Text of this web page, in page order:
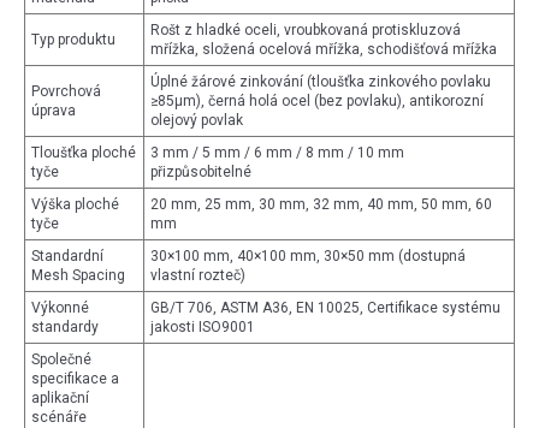
Typ produktu
Rošt z hladké oceli, vroubkovaná protiskluzová
mřížka, složená ocelová mřížka, schodišťová mřížka
Povrchová
úprava
Úplné žárové zinkování (tloušťka zinkového povlaku
≥85μm), černá holá ocel (bez povlaku), antikorozní
olejový povlak
Tloušťka ploché
tyče
3 mm / 5 mm / 6 mm / 8 mm / 10 mm
přizpůsobitelné
Výška ploché
tyče
20 mm, 25 mm, 30 mm, 32 mm, 40 mm, 50 mm, 60
mm
Standardní
Mesh Spacing
30×100 mm, 40×100 mm, 30×50 mm (dostupná
vlastní rozteč)
Výkonné
standardy
GB/T 706, ASTM A36, EN 10025, Certifikace systému
jakosti ISO9001
Společné
specifikace a
aplikační
scénáře